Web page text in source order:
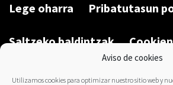
Aviso de cookies
Utilizamos cookies para optimizar nuestro sitio web y
Lege oharra Pribatutasun
Saltzeko baldintzak
Garatu du/Desarrollado por:Bravo